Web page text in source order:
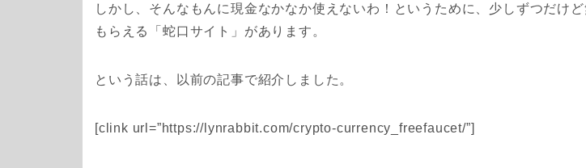
しかし、そんなもんに現金なかなか使えないわ！というために、少しずつだけ
もらえる「 蛇口サイト 」があります。
という話は、以前の記事で紹介しました。
[clink url=”https://lynrabbit.com/crypto-currency_freefaucet/”]